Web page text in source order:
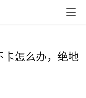
怎么办，绝地